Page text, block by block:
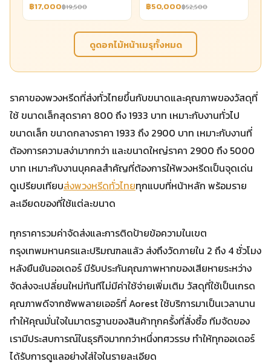
฿17,000฿19,500 ฿50,000฿52,500
ดูดอกไม้หน้าเมรุทั้งหมด
ราคาของพวงหรีดที่ส่งทั่วไทยขึ้นกับขนาดและคุณภาพของวัสดุที่
ใช้ ขนาดเล็กสุดราคา 800 ถึง 1933 บาท เหมาะกับงานทั่วไป
ขนาดเล็ก ขนาดกลางราคา 1933 ถึง 2900 บาท เหมาะกับงานที่
ต้องการความสง่ามากกว่า และขนาดใหญ่ราคา 2900 ถึง 5000
บาท เหมาะกับงานบุคคลสำคัญที่ต้องการให้พวงหรีดเป็นจุดเด่น
ดูเปรียบเทียบส่งพวงหรีดทั่วไทยทุกแบบที่หน้าหลัก พร้อมราย
ละเอียดของที่ใช้แต่ละขนาด
ทุกราคารวมค่าจัดส่งและการติดป้ายข้อความในเขต
กรุงเทพมหานครและปริมณฑลแล้ว ส่งถึงวัดภายใน 2 ถึง 4 ชั่วโมง
หลังยืนยันออเดอร์ มีรับประกันคุณภาพหากของเสียหายระหว่าง
จัดส่งจะเปลี่ยนใหม่ทันทีไม่มีค่าใช้จ่ายเพิ่มเติม วัสดุที่ใช้เป็นเกรด
คุณภาพดีจากซัพพลายเออร์ที่ Aorest ใช้บริการมาเป็นเวลานาน
ทำให้คุณมั่นใจในมาตรฐานของสินค้าทุกครั้งที่สั่งซื้อ ทีมจัดของ
เรามีประสบการณ์ในธุรกิจมากกว่าหนึ่งทศวรรษ ทำให้ทุกออเดอร์
ได้รับการดูแลอย่างใส่ใจในรายละเอียด